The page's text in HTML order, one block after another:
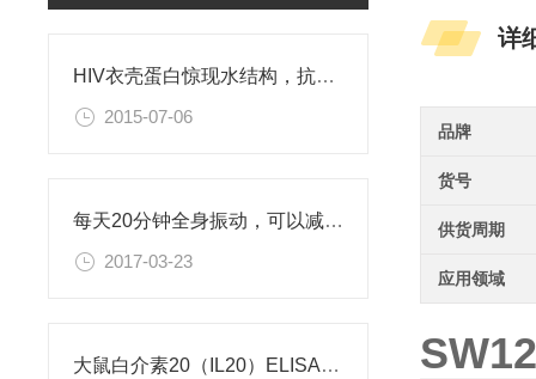
HIV衣壳蛋白惊现水结构，抗艾药物新思路
2015-07-06
每天20分钟全身振动，可以减肥、对抗糖尿病
2017-03-23
大鼠白介素20（IL20）ELISA试剂盒
详
品牌
货号
供货周期
应用领域